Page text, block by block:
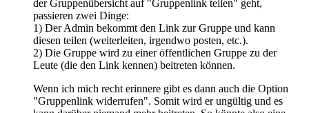
der Gruppenübersicht auf "Gruppenlink teilen" geht,
passieren zwei Dinge:
1) Der Admin bekommt den Link zur Gruppe und kann
diesen teilen (weiterleiten, irgendwo posten, etc.).
2) Die Gruppe wird zu einer öffentlichen Gruppe zu der
Leute (die den Link kennen) beitreten können.
Wenn ich mich recht erinnere gibt es dann auch die Option
"Gruppenlink widerrufen". Somit wird er ungültig und es